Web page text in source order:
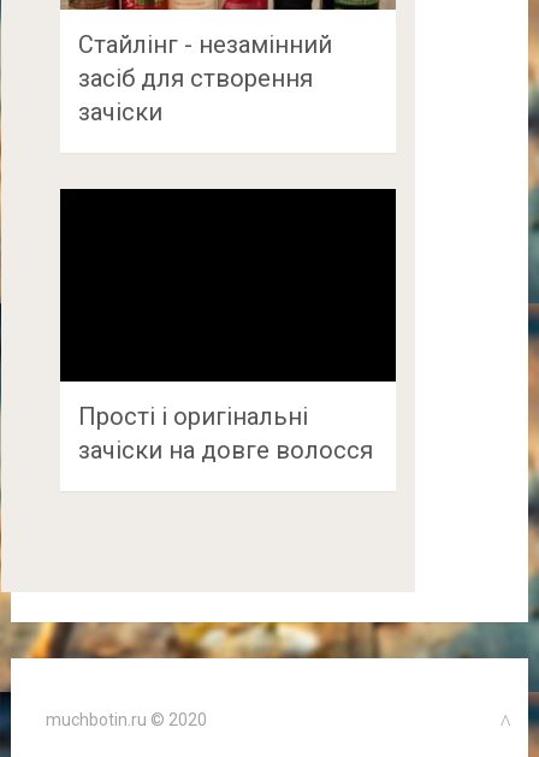
Стайлінг - незамінний
засіб для створення
зачіски
Прості і оригінальні
зачіски на довге волосся
muchbotin.ru © 2020